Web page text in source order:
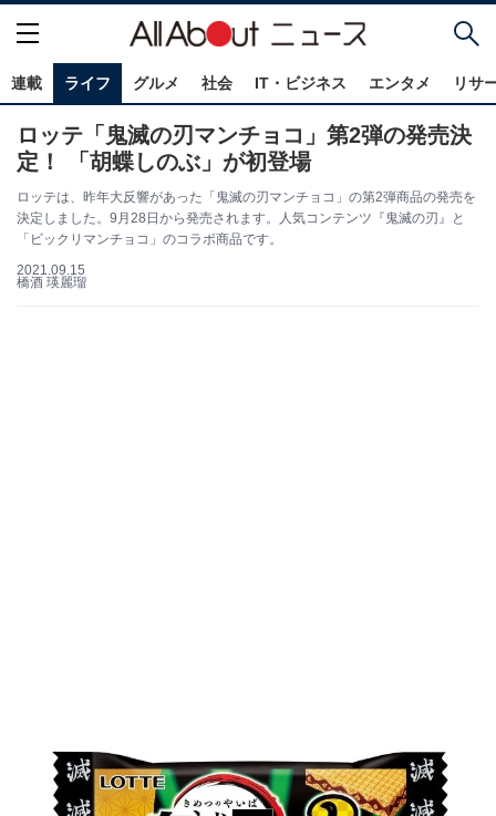
連載 ライフ グルメ 社会 IT・ビジネス エンタメ リサ
ロッテ「鬼滅の刃マンチョコ」第2弾の発売決
定！ 「胡蝶しのぶ」が初登場
ロッテは、昨年大反響があった「鬼滅の刃マンチョコ」の第2弾商品の発売を
決定しました。9月28日から発売されます。人気コンテンツ『鬼滅の刃』と
「ビックリマンチョコ」のコラボ商品です。
2021.09.15
橋酒 瑛麗瑠